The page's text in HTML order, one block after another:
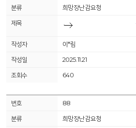
희망장난감요청
이*림
2025.11.21
640
88
희망장난감요청